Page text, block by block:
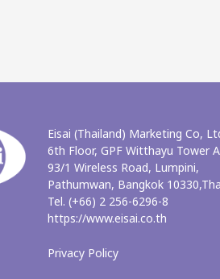
Eisai (Thailand) Marketing Co,
6th Floor, GPF Witthayu Tower A
93/1 Wireless Road, Lumpini,
Pathumwan, Bangkok
Tel. (+66) 2 256-6296-8
https://www.eisai.co.th
Privacy Policy